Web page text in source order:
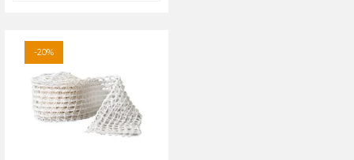
-20%